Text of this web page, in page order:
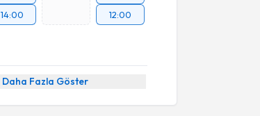
14:00
12:00
Daha Fazla Göster